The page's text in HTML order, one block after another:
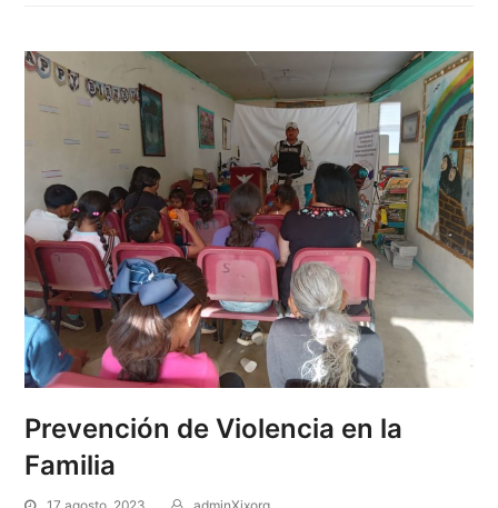
Prevención de Violencia en la
Familia
17 agosto, 2023
adminXixorg